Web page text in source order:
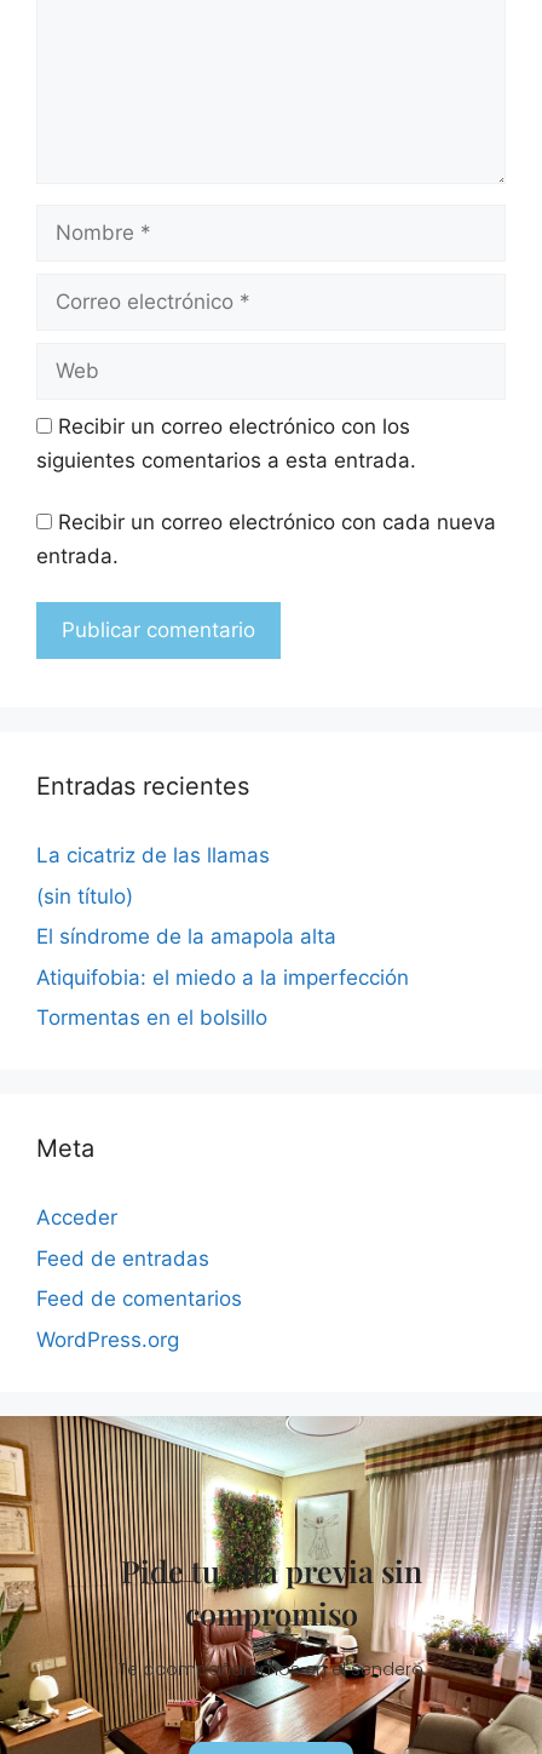
Recibir un correo electrónico con los
siguientes comentarios a esta entrada.
Recibir un correo electrónico con cada nueva
entrada.
Entradas recientes
La cicatriz de las llamas
(sin título)
El síndrome de la amapola alta
Atiquifobia: el miedo a la imperfección
Tormentas en el bolsillo
Meta
Acceder
Feed de entradas
Feed de comentarios
WordPress.org
Pide tu cita previa sin
compromiso
Te acompañaremos en el sendero